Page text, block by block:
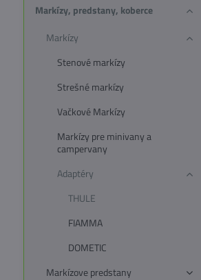
Markízy, predstany, koberce
Markízy
Stenové markízy
Strešné markízy
Vačkové Markízy
Markízy pre minivany a
campervany
Adaptéry
THULE
FIAMMA
DOMETIC
Markízove predstany